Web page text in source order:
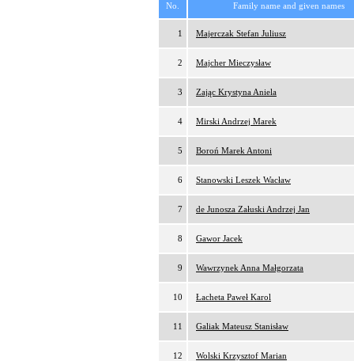
No. Family name and given names
1 Majerczak Stefan Juliusz
2 Majcher Mieczysław
3 Zając Krystyna Aniela
4 Mirski Andrzej Marek
5 Boroń Marek Antoni
6 Stanowski Leszek Wacław
7 de Junosza Załuski Andrzej Jan
8 Gawor Jacek
9 Wawrzynek Anna Małgorzata
10 Łacheta Paweł Karol
11 Galiak Mateusz Stanisław
12 Wolski Krzysztof Marian